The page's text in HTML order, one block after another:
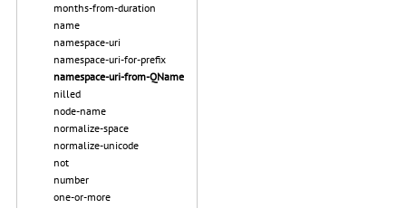
months-from-duration
name
namespace-uri
namespace-uri-for-prefix
namespace-uri-from-QName
nilled
node-name
normalize-space
normalize-unicode
not
number
one-or-more